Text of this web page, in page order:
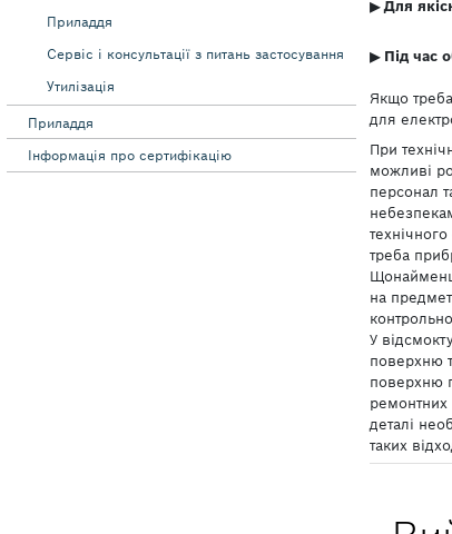
Приладдя
Сервіс і консультації з питань застосування
Утилізація
Приладдя
Інформація про сертифікацію